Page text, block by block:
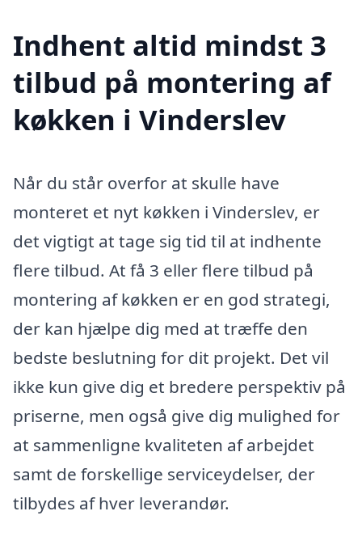
Indhent altid mindst 3
tilbud på montering af
køkken i Vinderslev
Når du står overfor at skulle have
monteret et nyt køkken i Vinderslev, er
det vigtigt at tage sig tid til at indhente
flere tilbud. At få 3 eller flere tilbud på
montering af køkken er en god strategi,
der kan hjælpe dig med at træffe den
bedste beslutning for dit projekt. Det vil
ikke kun give dig et bredere perspektiv på
priserne, men også give dig mulighed for
at sammenligne kvaliteten af arbejdet
samt de forskellige serviceydelser, der
tilbydes af hver leverandør.